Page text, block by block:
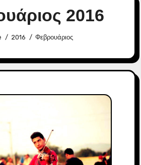
2016
2016 Φεβρουάριος